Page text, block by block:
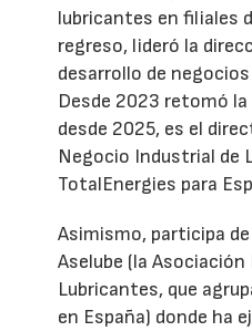
lubricantes en filiales
regreso, lideró la
desarrollo de
Desde 2023 retomó
desde 2025, es el
Negocio Industrial de
TotalEnergies para
Asimismo, participa
Aselube (la Asociación
Lubricantes, que
en España) donde ha